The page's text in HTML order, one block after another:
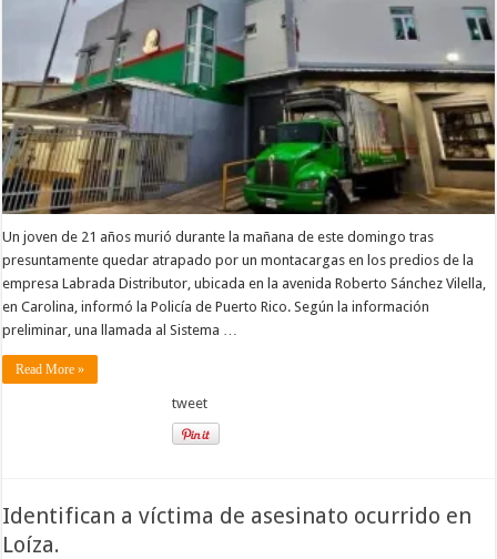
Un joven de 21 años murió durante la mañana de este domingo tras
presuntamente quedar atrapado por un montacargas en los predios de la
empresa Labrada Distributor, ubicada en la avenida Roberto Sánchez Vilella,
en Carolina, informó la Policía de Puerto Rico. Según la información
preliminar, una llamada al Sistema …
Read More »
tweet
Identifican a víctima de asesinato ocurrido en
Loíza.